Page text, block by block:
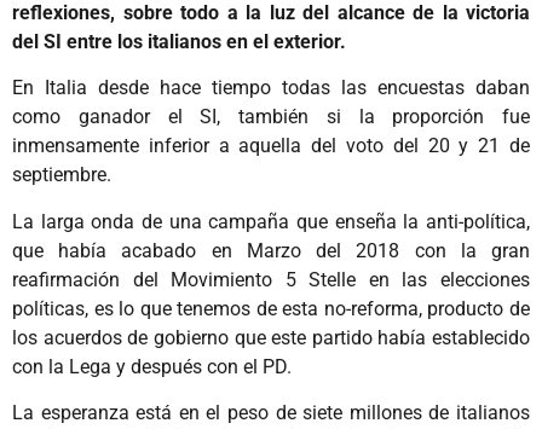
reflexiones, sobre todo a la luz del alcance de la victoria
del SI entre los italianos en el exterior.
En Italia desde hace tiempo todas las encuestas daban
como ganador el SI, también si la proporción fue
inmensamente inferior a aquella del voto del 20 y 21 de
septiembre.
La larga onda de una campaña que enseña la anti-política,
que había acabado en Marzo del 2018 con la gran
reafirmación del Movimiento 5 Stelle en las elecciones
políticas, es lo que tenemos de esta no-reforma, producto de
los acuerdos de gobierno que este partido había establecido
con la Lega y después con el PD.
La esperanza está en el peso de siete millones de italianos